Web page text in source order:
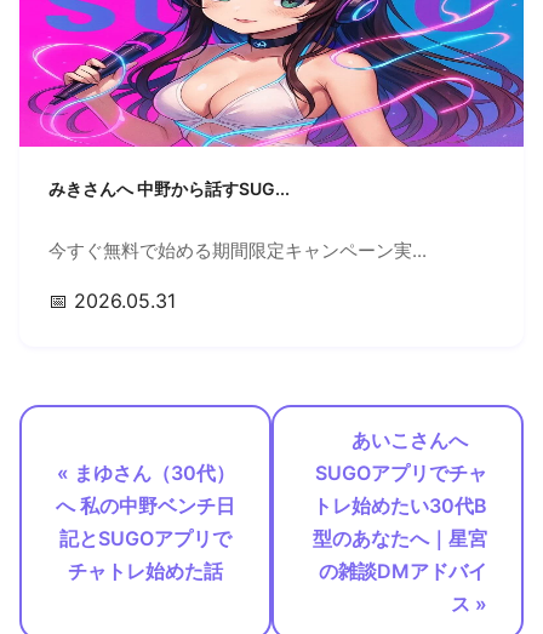
みきさんへ 中野から話すSUG...
今すぐ無料で始める期間限定キャンペーン実...
📅 2026.05.31
« まゆさん（30代）
へ 私の中野ベンチ日
記とSUGOアプリで
チャトレ始めた話
あいこさんへ
SUGOアプリでチャ
トレ始めたい30代B
型のあなたへ｜星宮
の雑談DMアドバイ
ス »